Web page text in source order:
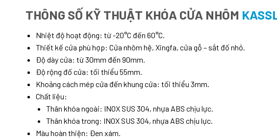
THÔNG SỐ KỸ THUẬT KHÓA CỬA NHÔM
Nhiệt độ hoạt động: từ -20°C đến 60°C.
Thiết kế cửa phù hợp: Cửa nhôm hệ, Xingfa, cửa gỗ – sắt đố nhỏ.
Độ dày cửa: từ 30mm đến 90mm.
Độ rộng đố cửa: tối thiểu 55mm.
Khoảng cách mép cửa đến khung cửa: tối thiểu 3mm.
Chất liệu:
Thân khóa ngoài: INOX SUS 304, nhựa ABS chịu lực.
Thân khóa trong: INOX SUS 304, nhựa ABS chịu lực.
Màu hoàn thiện: Đen xám.